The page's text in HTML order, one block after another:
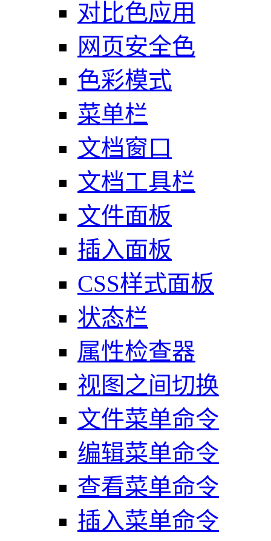
对比色应用
网页安全色
色彩模式
菜单栏
文档窗口
文档工具栏
文件面板
插入面板
CSS样式面板
状态栏
属性检查器
视图之间切换
文件菜单命令
编辑菜单命令
查看菜单命令
插入菜单命令